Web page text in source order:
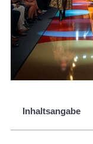
Inhaltsangabe